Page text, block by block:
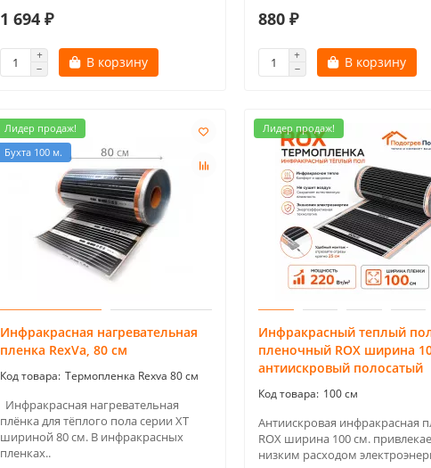
1 694 ₽
В корзину
880 ₽
В корзину
Лидер продаж!
Бухта 100 м.
Инфракрасная нагревательная
пленка RexVa, 80 см
Термопленка Rexva 80 см
Инфракрасная нагревательная
плёнка для тёплого пола серии XТ
шириной 80 см. В инфракрасных
пленках..
Лидер продаж!
Инфракрасный теплый
пленочный ROX ширина
антиискровый полосатый
100 см
Антиискровая инфракрасная
ROX ширина 100 см.
низким расходом